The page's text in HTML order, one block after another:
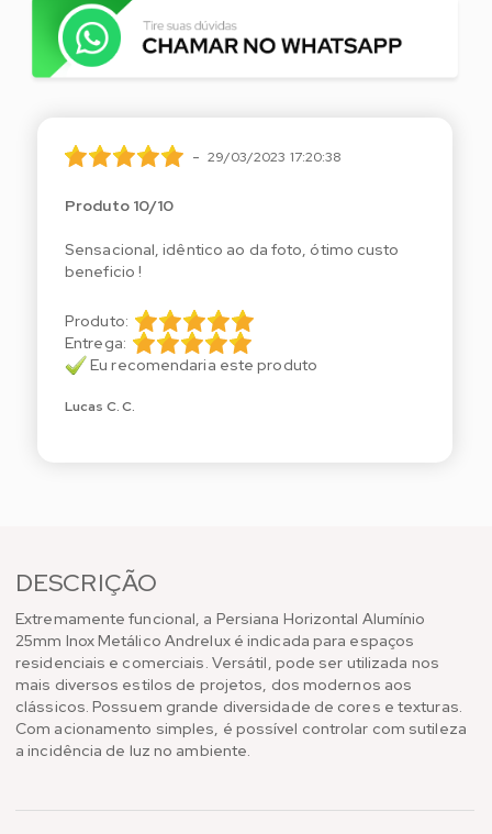
- 29/03/2023 17:20:38
Produto 10/10
Sensacional, idêntico ao da foto, ótimo custo
beneficio !
Produto:
Entrega:
Eu recomendaria este produto
Lucas C. C.
DESCRIÇÃO
Extremamente funcional, a Persiana Horizontal Alumínio
25mm Inox Metálico Andrelux é indicada para espaços
residenciais e comerciais. Versátil, pode ser utilizada nos
mais diversos estilos de projetos, dos modernos aos
clássicos. Possuem grande diversidade de cores e texturas.
Com acionamento simples, é possível controlar com sutileza
a incidência de luz no ambiente.